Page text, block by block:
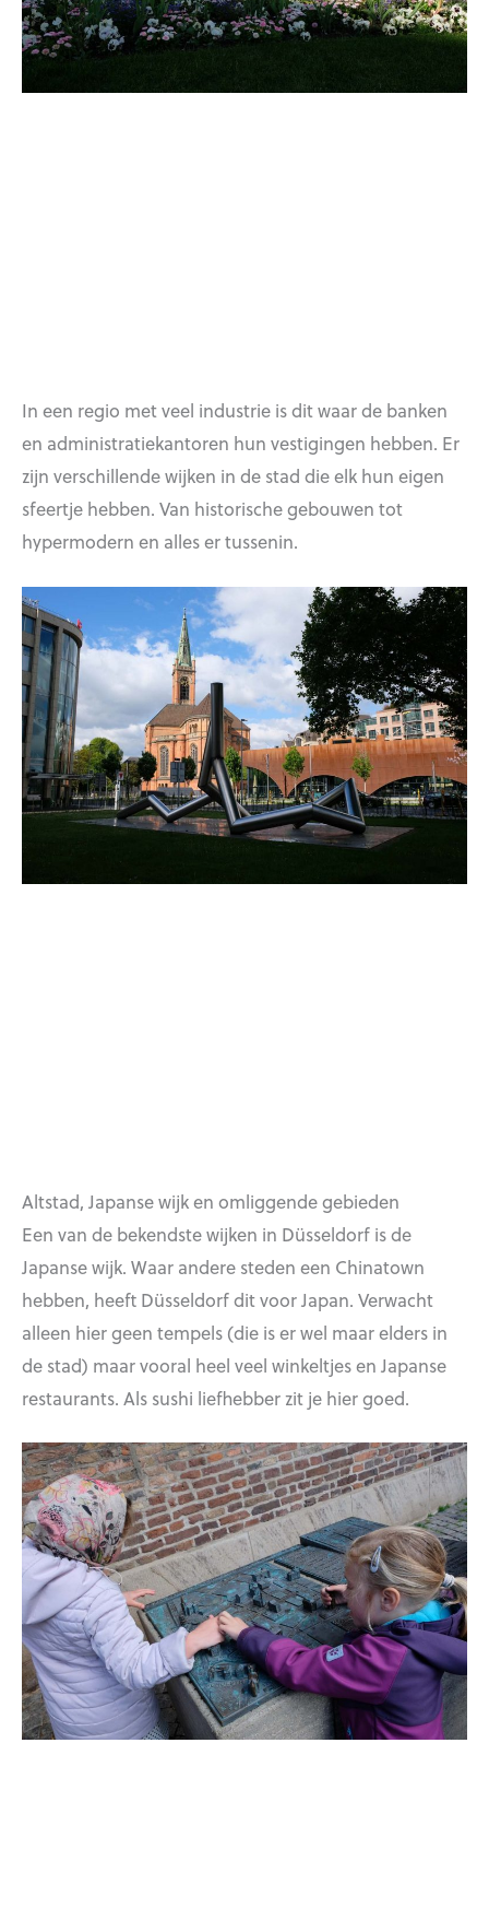
In een regio met veel industrie is dit waar de banken
en administratiekantoren hun vestigingen hebben. Er
zijn verschillende wijken in de stad die elk hun eigen
sfeertje hebben. Van historische gebouwen tot
hypermodern en alles er tussenin.
Altstad, Japanse wijk en omliggende gebieden
Een van de bekendste wijken in Düsseldorf is de
Japanse wijk. Waar andere steden een Chinatown
hebben, heeft Düsseldorf dit voor Japan. Verwacht
alleen hier geen tempels (die is er wel maar elders in
de stad) maar vooral heel veel winkeltjes en Japanse
restaurants. Als sushi liefhebber zit je hier goed.